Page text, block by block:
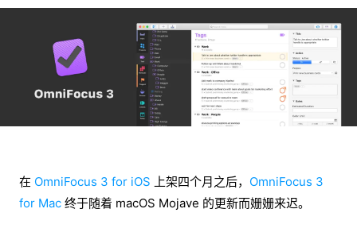
在 OmniFocus 3 for iOS 上架四个月之后， OmniFocus 3
for Mac 终于随着 macOS Mojave 的更新而姗姗来迟。